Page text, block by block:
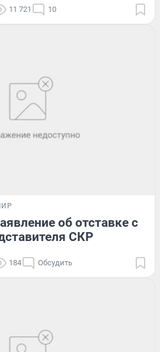
11 721 10
об отставке с
СКР
184 Обсудить